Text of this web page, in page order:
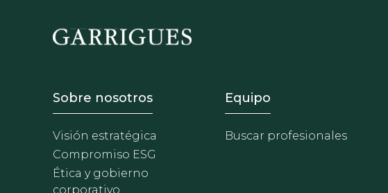
Footer - Sobre Nosotros
Sobre nosotros
Visión estratégica
Compromiso ESG
Ética y gobierno
corporativo
Footer - Equipo
Equipo
Buscar profesionales